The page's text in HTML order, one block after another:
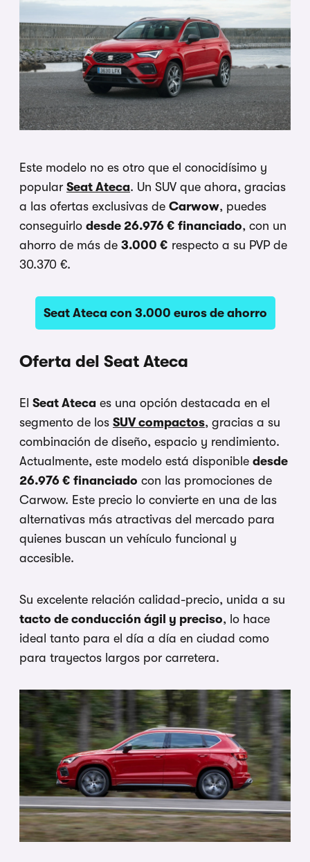
Este modelo no es otro que el conocidísimo y
popular Seat Ateca. Un SUV que ahora, gracias
a las ofertas exclusivas de Carwow, puedes
conseguirlo desde 26.976 € financiado, con un
ahorro de más de 3.000 € respecto a su PVP de
30.370 €.
Seat Ateca con 3.000 euros de ahorro
Oferta del Seat Ateca
El Seat Ateca es una opción destacada en el
segmento de los SUV compactos, gracias a su
combinación de diseño, espacio y rendimiento.
Actualmente, este modelo está disponible desde
26.976 € financiado con las promociones de
Carwow. Este precio lo convierte en una de las
alternativas más atractivas del mercado para
quienes buscan un vehículo funcional y
accesible.
Su excelente relación calidad-precio, unida a su
tacto de conducción ágil y preciso, lo hace
ideal tanto para el día a día en ciudad como
para trayectos largos por carretera.